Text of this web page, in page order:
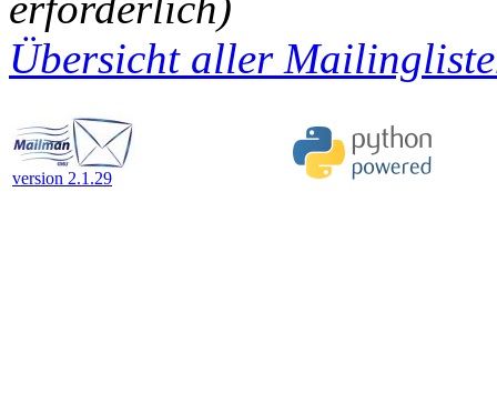
Übersicht aller
version 2.1.29